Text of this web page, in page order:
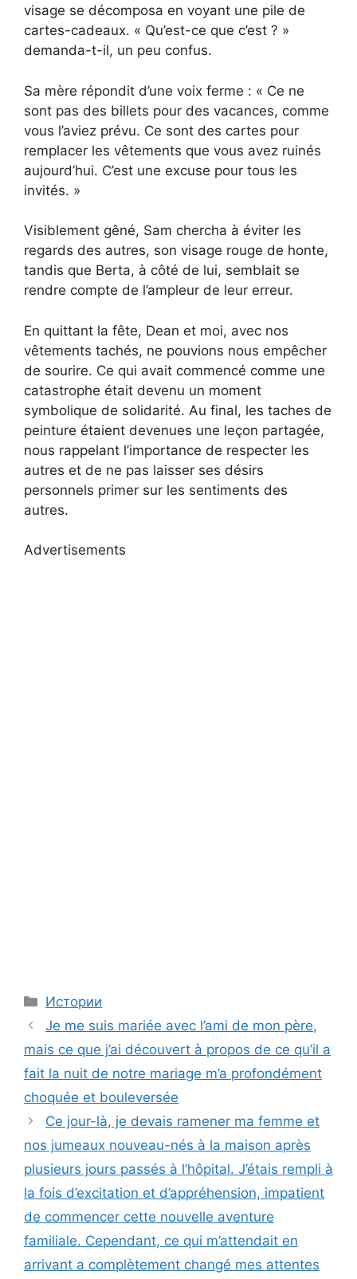
visage se décomposa en voyant une pile de
cartes-cadeaux. « Qu’est-ce que c’est ? »
demanda-t-il, un peu confus.
Sa mère répondit d’une voix ferme : « Ce ne
sont pas des billets pour des vacances, comme
vous l’aviez prévu. Ce sont des cartes pour
remplacer les vêtements que vous avez ruinés
aujourd’hui. C’est une excuse pour tous les
invités. »
Visiblement gêné, Sam chercha à éviter les
regards des autres, son visage rouge de honte,
tandis que Berta, à côté de lui, semblait se
rendre compte de l’ampleur de leur erreur.
En quittant la fête, Dean et moi, avec nos
vêtements tachés, ne pouvions nous empêcher
de sourire. Ce qui avait commencé comme une
catastrophe était devenu un moment
symbolique de solidarité. Au final, les taches de
peinture étaient devenues une leçon partagée,
nous rappelant l’importance de respecter les
autres et de ne pas laisser ses désirs
personnels primer sur les sentiments des
autres.
Advertisements
Categories
Истории
Je me suis mariée avec l’ami de mon père,
mais ce que j’ai découvert à propos de ce qu’il a
fait la nuit de notre mariage m’a profondément
choquée et bouleversée
Ce jour-là, je devais ramener ma femme et
nos jumeaux nouveau-nés à la maison après
plusieurs jours passés à l’hôpital. J’étais rempli à
la fois d’excitation et d’appréhension, impatient
de commencer cette nouvelle aventure
familiale. Cependant, ce qui m’attendait en
arrivant a complètement changé mes attentes